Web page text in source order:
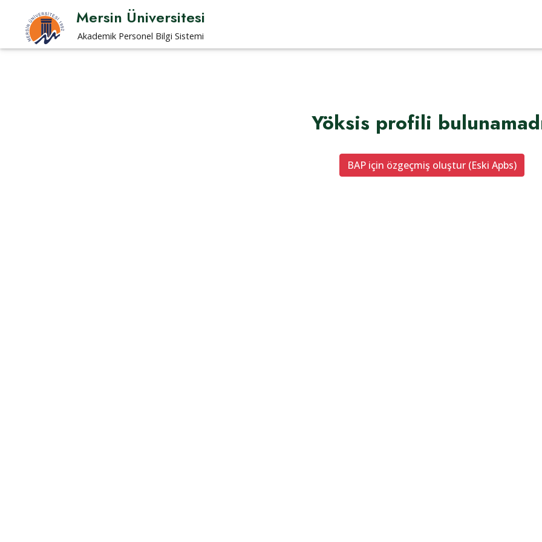
Mersin Üniversitesi
Akademik Personel Bilgi Sistemi
Yöksis profili
BAP için özgeçmiş oluştur (Eski Apbs)